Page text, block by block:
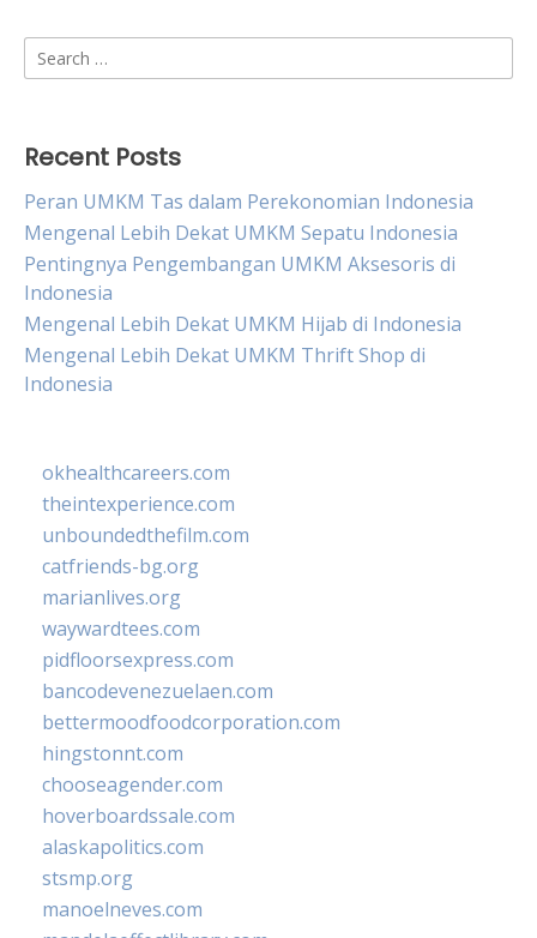
Search
for:
Recent Posts
Peran UMKM Tas dalam Perekonomian Indonesia
Mengenal Lebih Dekat UMKM Sepatu Indonesia
Pentingnya Pengembangan UMKM Aksesoris di
Indonesia
Mengenal Lebih Dekat UMKM Hijab di Indonesia
Mengenal Lebih Dekat UMKM Thrift Shop di
Indonesia
okhealthcareers.com
theintexperience.com
unboundedthefilm.com
catfriends-bg.org
marianlives.org
waywardtees.com
pidfloorsexpress.com
bancodevenezuelaen.com
bettermoodfoodcorporation.com
hingstonnt.com
chooseagender.com
hoverboardssale.com
alaskapolitics.com
stsmp.org
manoelneves.com